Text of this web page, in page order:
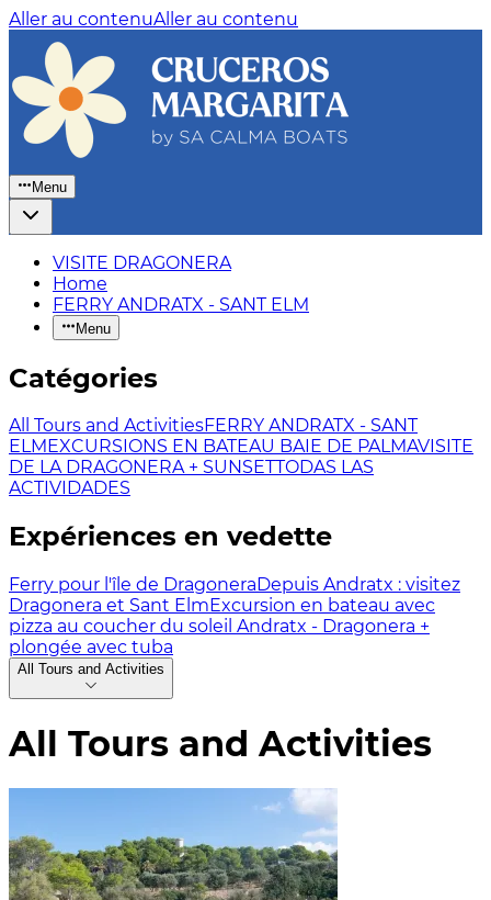
Aller au contenuAller au contenu
Menu
VISITE DRAGONERA
Home
FERRY ANDRATX - SANT ELM
Menu
Catégories
All Tours and ActivitiesFERRY ANDRATX - SANT
ELM EXCURSIONS EN BATEAU BAIE DE PALMAVISITE
DE LA DRAGONERA + SUNSETTODAS LAS
ACTIVIDADES
Expériences en vedette
Ferry pour l'île de Dragonera Depuis Andratx : visitez
Dragonera et Sant Elm Excursion en bateau avec
pizza au coucher du soleil Andratx - Dragonera +
plongée avec tuba
All Tours and Activities
All Tours and Activities